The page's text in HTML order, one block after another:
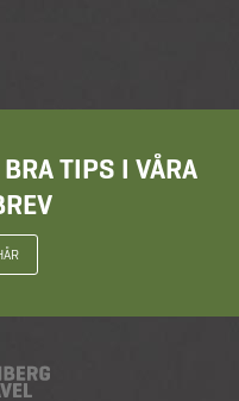
TIPS I VÅRA